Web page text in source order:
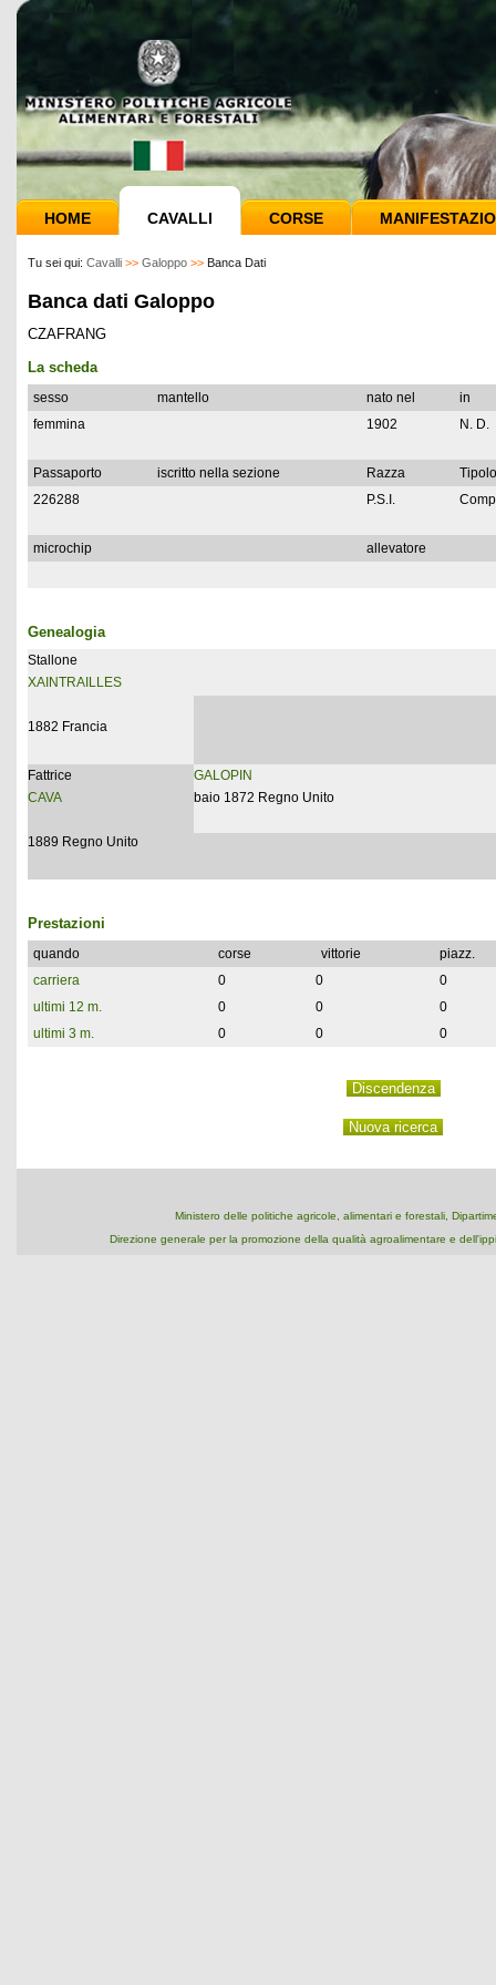
HOME CAVALLI CORSE
Tu sei qui: Cavalli >> Galoppo >> Banca Dati
Banca dati Galoppo
CZAFRANG
La scheda
sesso mantello nato nel
in
femmina
1902 N. D.
Passaporto iscritto nella sezione Razza
226288
P.S.I.
microchip allevatore
Genealogia
Stallone
XAINTRAILLES
1882 Francia
Fattrice
CAVA
1889 Regno Unito
GALOPIN
baio 1872 Regno Unito
Prestazioni
quando corse vittorie
piazz.
carriera
0 0
0
ultimi 12 m.
0 0
0
ultimi 3 m.
0 0 0
Ministero delle politiche agricole, alimentari e forestali,
Direzione generale per la promozione della qualità agroalimentare e